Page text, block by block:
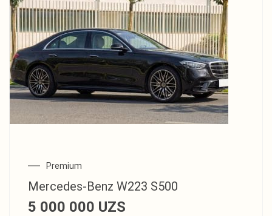
Premium
Mercedes‑Benz W223 S500
5 000 000 UZS